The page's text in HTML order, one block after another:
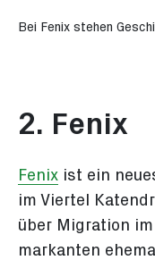
Bei Fenix stehen
2. Fenix
Fenix ist ein
im Viertel
über Migration
markanten